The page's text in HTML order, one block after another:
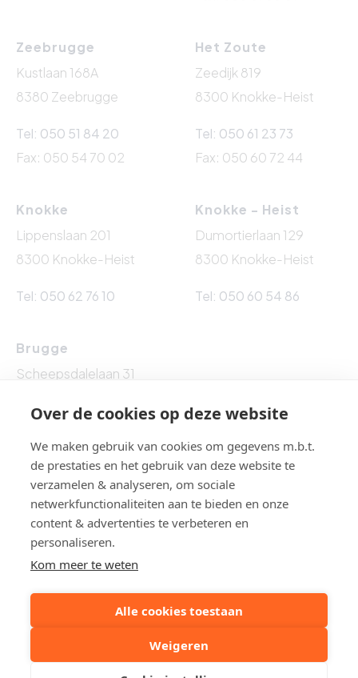
Laissez-nous chercher
Zeebrugge
Kustlaan 168A
8380 Zeebrugge
Tel: 050 51 84 20
Fax: 050 54 70 02
Het Zoute
Zeedijk 819
8300 Knokke-Heist
Tel: 050 61 23 73
Fax: 050 60 72 44
Knokke
Lippenslaan 201
8300 Knokke-Heist
Tel: 050 62 76 10
Knokke - Heist
Dumortierlaan 129
8300 Knokke-Heist
Tel: 050 60 54 86
Brugge
Scheepsdalelaan 31
BTW BE 0861.524.009 - BA EN BORGSTELLING : NV AXA
BELGIUM (polisnr. 730.390.160) - Toezichthoudende
autoriteit: Beroepsinstituut van Vastgoedmakelaars,
Luxemburgstraat 16 B te 1000 Brussel, België - Erkend
deontologische code.
Over de cookies op deze website
We maken gebruik van cookies om gegevens m.b.t.
de prestaties en het gebruik van deze website te
verzamelen & analyseren, om sociale
netwerkfunctionaliteiten aan te bieden en onze
content & advertenties te verbeteren en
personaliseren.
Kom meer te weten
Alle cookies toestaan
Weigeren